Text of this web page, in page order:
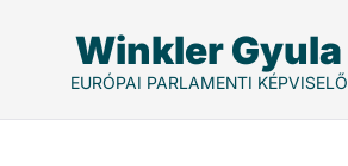
Winkler Gyula
EURÓPAI PARLAMENTI KÉPVISELŐ